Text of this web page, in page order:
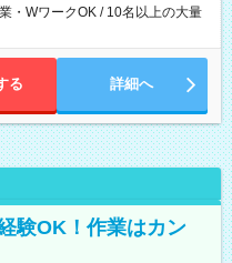
・WワークOK / 10名以上の大量
る 詳細へ
験OK！作業はカン